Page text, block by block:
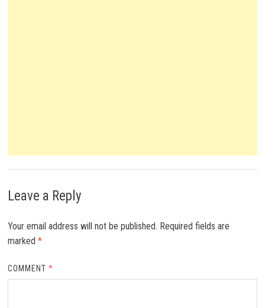
Leave a Reply
Your email address will not be published. Required fields are
marked *
COMMENT*